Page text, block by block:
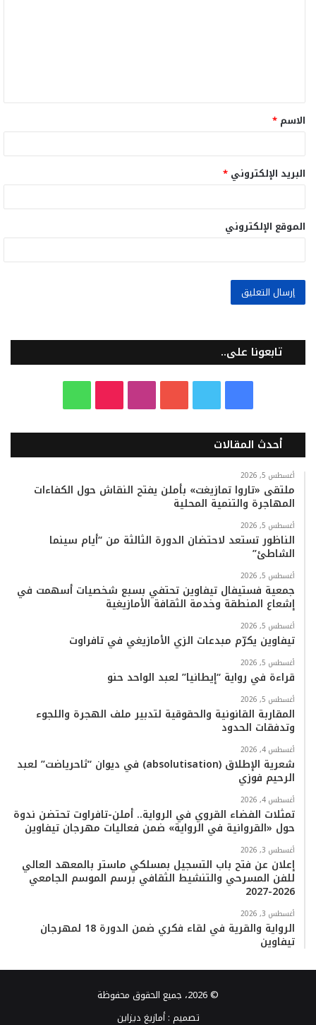
ق
*
الاسم *
البريد الإلكتروني *
الموقع الإلكتروني
تابعونا على..
س
ب
و
ك
ي
ر
ت
ب
س
ت
ر
م
k
k
ت
س
ب
أحدث المقالات
أغسطس 5, 2026
ملتقى «تاروا تمازيغت» بأملن يفتح النقاش حول الكفاءات
المهاجرة والتنمية المحلية
أغسطس 5, 2026
الناظور تستعد لاحتضان الدورة الثالثة من “أيام سينما
الشاطئ”
أغسطس 5, 2026
جمعية فستيفال تيفاوين تحتفي بسبع شخصيات أسهمت في
إشعاع المنطقة وخدمة الثقافة الأمازيغية
أغسطس 5, 2026
تيفاوين يكرّم مبدعات الزي الأمازيغي في تافراوت
أغسطس 5, 2026
قراءة في رواية “إيطانيا” لعبد الواحد حنو
أغسطس 5, 2026
المقاربة القانونية والحقوقية لتدبير ملف الهجرة واللجوء
وتدفقات الحدود
أغسطس 4, 2026
شعرية الإطلاق (absolutisation) في ديوان “ثاحرياضت” لعبد
الرحيم فوزي
أغسطس 4, 2026
تمثلات الفضاء القروي في الرواية.. أملن-تافراوت تحتضن ندوة
حول «القروانية في الرواية» ضمن فعاليات مهرجان تيفاوين
أغسطس 3, 2026
إعلان عن فتح باب التسجيل بمسلكي ماستر بالمعهد العالي
للفن المسرحي والتنشيط الثقافي برسم الموسم الجامعي
2026-2027
أغسطس 3, 2026
الرواية والقرية في لقاء فكري ضمن الدورة 18 لمهرجان
تيفاوين
© 2026، جميع الحقوق محفوظة
تصميم :أمازيغ ديزاين